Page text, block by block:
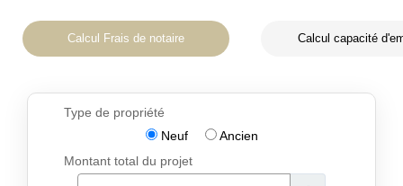
Calcul Frais de notaire Calcul capacité